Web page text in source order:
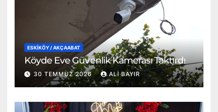
ESKİKÖY / AKÇAABAT
Köyde Eve Güvenlik Kamerası Taktırdı
30 TEMMUZ 2026 ALI BAYIR